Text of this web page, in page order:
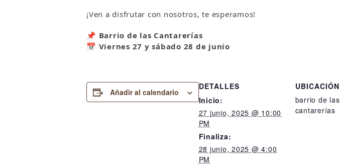
¡Ven a disfrutar con nosotros, te esperamos!
📌 Barrio de las Cantarerías
📅 Viernes 27 y sábado 28 de junio
Añadir al calendario
DETALLES
Inicio:
27 junio, 2025 @ 10:00
PM
Finaliza:
28 junio, 2025 @ 4:00
PM
UBICACIÓN
barrio de las
cantarerías